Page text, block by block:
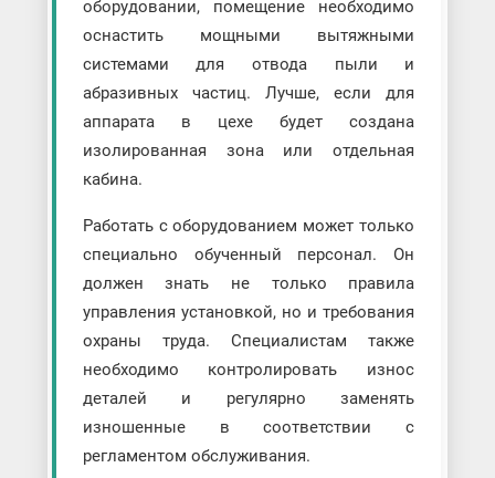
оборудовании, помещение необходимо
оснастить мощными вытяжными
системами для отвода пыли и
абразивных частиц. Лучше, если для
аппарата в цехе будет создана
изолированная зона или отдельная
кабина.
Работать с оборудованием может только
специально обученный персонал. Он
должен знать не только правила
управления установкой, но и требования
охраны труда. Специалистам также
необходимо контролировать износ
деталей и регулярно заменять
изношенные в соответствии с
регламентом обслуживания.